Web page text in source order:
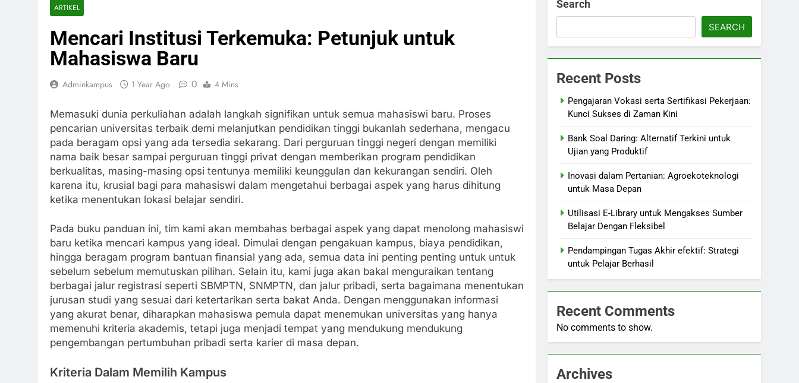
ARTIKEL
Mencari Institusi Terkemuka: Petunjuk untuk
Mahasiswa Baru
Adminkampus 1 Year Ago 0 4 Mins
Memasuki dunia perkuliahan adalah langkah signifikan untuk semua mahasiswi baru. Proses
pencarian universitas terbaik demi melanjutkan pendidikan tinggi bukanlah sederhana, mengacu
pada beragam opsi yang ada tersedia sekarang. Dari perguruan tinggi negeri dengan memiliki
nama baik besar sampai perguruan tinggi privat dengan memberikan program pendidikan
berkualitas, masing-masing opsi tentunya memiliki keunggulan dan kekurangan sendiri. Oleh
karena itu, krusial bagi para mahasiswi dalam mengetahui berbagai aspek yang harus dihitung
ketika menentukan lokasi belajar sendiri.
Pada buku panduan ini, tim kami akan membahas berbagai aspek yang dapat menolong mahasiswi
baru ketika mencari kampus yang ideal. Dimulai dengan pengakuan kampus, biaya pendidikan,
hingga beragam program bantuan finansial yang ada, semua data ini penting penting untuk untuk
sebelum sebelum memutuskan pilihan. Selain itu, kami juga akan bakal menguraikan tentang
berbagai jalur registrasi seperti SBMPTN, SNMPTN, dan jalur pribadi, serta bagaimana menentukan
jurusan studi yang sesuai dari ketertarikan serta bakat Anda. Dengan menggunakan informasi
yang akurat benar, diharapkan mahasiswa pemula dapat menemukan universitas yang hanya
memenuhi kriteria akademis, tetapi juga menjadi tempat yang mendukung mendukung
pengembangan pertumbuhan pribadi serta karier di masa depan.
Kriteria Dalam Memilih Kampus
Search
SEARCH
Recent Posts
Pengajaran Vokasi serta Sertifikasi Pekerjaan:
Kunci Sukses di Zaman Kini
Bank Soal Daring: Alternatif Terkini untuk
Ujian yang Produktif
Inovasi dalam Pertanian: Agroekoteknologi
untuk Masa Depan
Utilisasi E-Library untuk Mengakses Sumber
Belajar Dengan Fleksibel
Pendampingan Tugas Akhir efektif: Strategi
untuk Pelajar Berhasil
Recent Comments
No comments to show.
Archives